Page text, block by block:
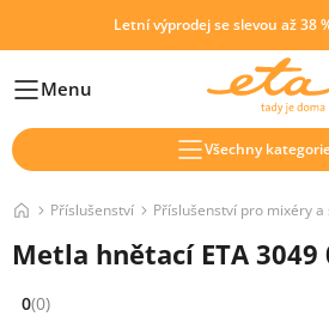
Letní výprodej se slevou až 38
HlavníMenu
Všechny
Příslušenství Příslušenství pro mixéry a
Metla hnětací ETA 3049
Hodnocení: 0 z 5 (0 recenzí)
0(0)